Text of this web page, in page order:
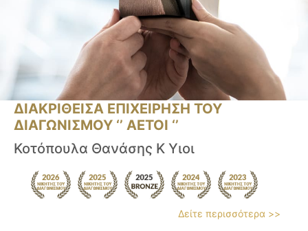
ΔΙΑΚΡΙΘΕΙΣΑ ΕΠΙΧΕΙΡΗΣΗ ΤΟΥ
ΔΙΑΓΩΝΙΣΜΟΥ ‘’ ΑΕΤΟΙ ‘’
Κοτόπουλα Θανάσης Κ Υιοι
Δείτε περισσότερα >>